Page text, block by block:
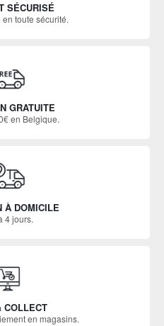
SÉCURISÉ
toute sécurité.
GRATUITE
en Belgique.
À DOMICILE
4 jours.
COLLECT
en magasins.